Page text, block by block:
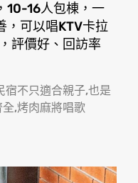
10-16人包棟，一
，可以唱KTV卡拉
評價好、回訪率
宿不只適合親子,也是
,烤肉麻將唱歌